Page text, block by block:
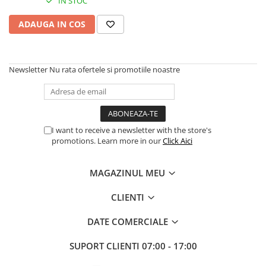
Imprimanta Laser Mono
Imprimante Cerneală
Imprimante Matriciale
Multifuncțional Laser Mono
Accesorii Imprimante & Scannere
Consumabile & Filamente 3D
Consumabile - cerneală
Cerneală & Cap de Printare
Imprimante Large Format Printer
Accesorii Large Format
Plottere & Scannere
ADAUGA IN COS
Newsletter Nu rata ofertele si promotiile noastre
I want to receive a newsletter with the store's
promotions. Learn more in ourClick Aici
MAGAZINUL MEU
CLIENTI
DATE COMERCIALE
SUPORT CLIENTI 07:00 - 17:00